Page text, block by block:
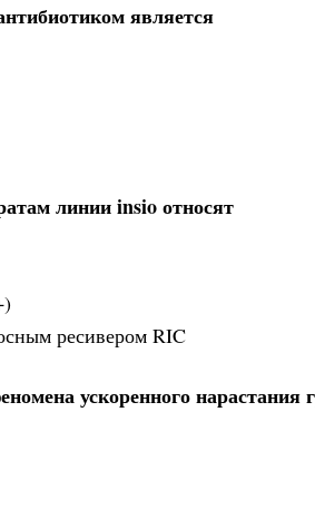
является
линии insio относят
ресивером RIC
ускоренного нарастания